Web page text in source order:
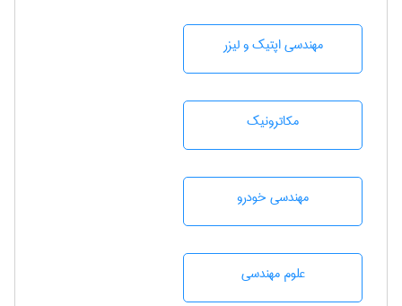
مهندسی اپتیک و لیزر
مکاترونیک
مهندسی خودرو
علوم مهندسی